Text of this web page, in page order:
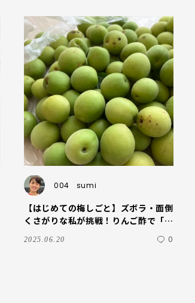
004 sumi
【はじめての梅しごと】ズボラ・面倒
くさがりな私が挑戦！りんご酢で「梅
2025.06.20 0